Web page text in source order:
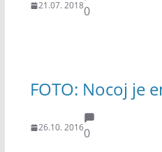
21.07. 20180
FOTO: Nocoj je
26.10. 20160